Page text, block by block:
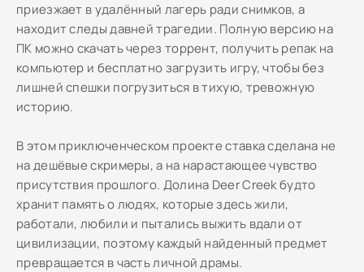
приезжает в удалённый лагерь ради снимков, а
находит следы давней трагедии. Полную версию на
ПК можно скачать через торрент, получить репак на
компьютер и бесплатно загрузить игру, чтобы без
лишней спешки погрузиться в тихую, тревожную
историю.
В этом приключенческом проекте ставка сделана не
на дешёвые скримеры, а на нарастающее чувство
присутствия прошлого. Долина Deer Creek будто
хранит память о людях, которые здесь жили,
работали, любили и пытались выжить вдали от
цивилизации, поэтому каждый найденный предмет
превращается в часть личной драмы.